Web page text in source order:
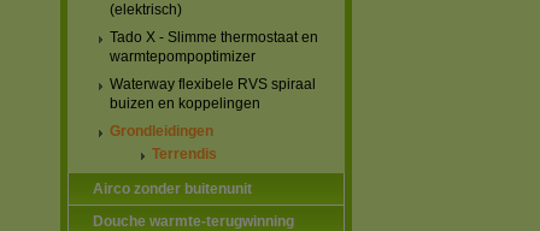
(elektrisch)
Tado X - Slimme thermostaat en
warmtepompoptimizer
Waterway flexibele RVS spiraal
buizen en koppelingen
Grondleidingen
Terrendis
Airco zonder buitenunit
Douche warmte-terugwinning